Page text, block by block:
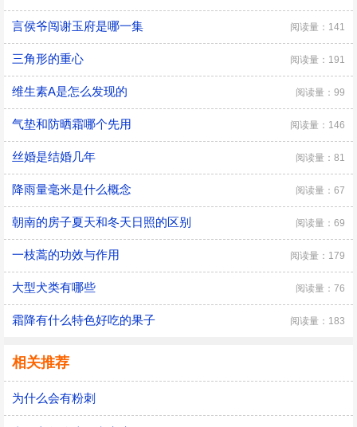
​言侯爷闯谢玉府是哪一集 阅读量：141
三角形的重心 阅读量：191
维生素A是怎么发现的 阅读量：99
气垫和防晒霜哪个先用 阅读量：146
丝婚是结婚几年 阅读量：81
降雨量毫米是什么概念 阅读量：67
朝南的房子夏天和冬天日照的区别 阅读量：69
一枝蒿的功效与作用 阅读量：179
大型犬类有哪些 阅读量：76
霜降有什么特色好吃的果子 阅读量：183
相关推荐
为什么会有粉刺